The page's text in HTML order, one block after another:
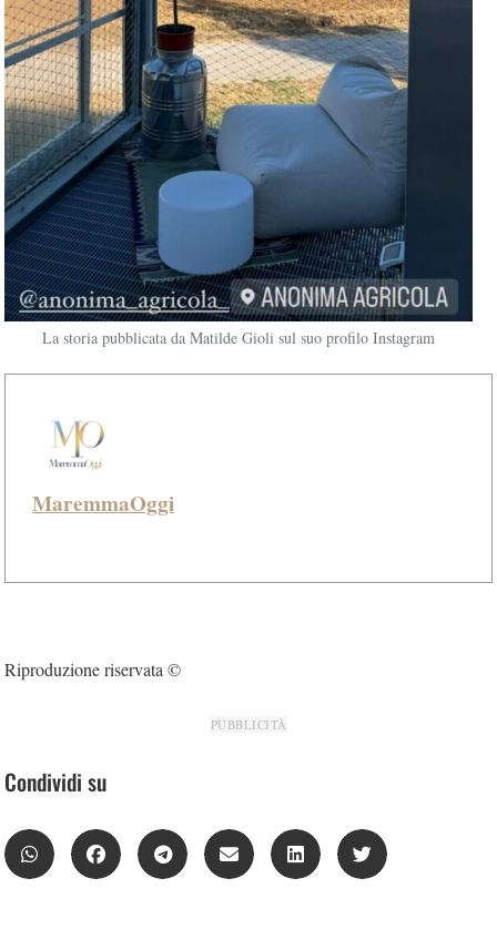
La storia pubblicata da Matilde Gioli sul suo profilo Instagram
MaremmaOggi
Riproduzione riservata ©
PUBBLICITÀ
Condividi su